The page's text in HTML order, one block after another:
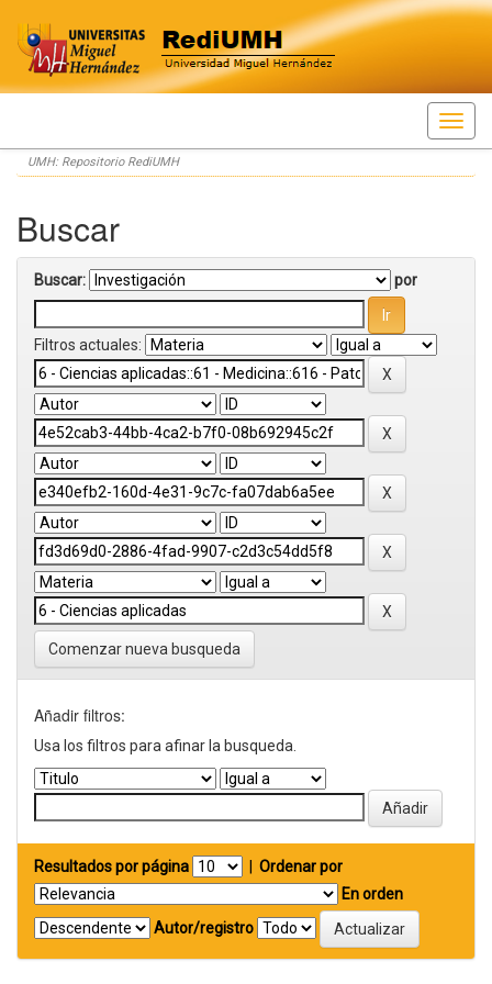
Skip
navigation
UMH: Repositorio RediUMH
Buscar
Buscar: por
Filtros actuales:
Comenzar nueva busqueda
Añadir filtros:
Usa los filtros para afinar la busqueda.
Resultados por página
Ordenar por
En orden
Autor/registro